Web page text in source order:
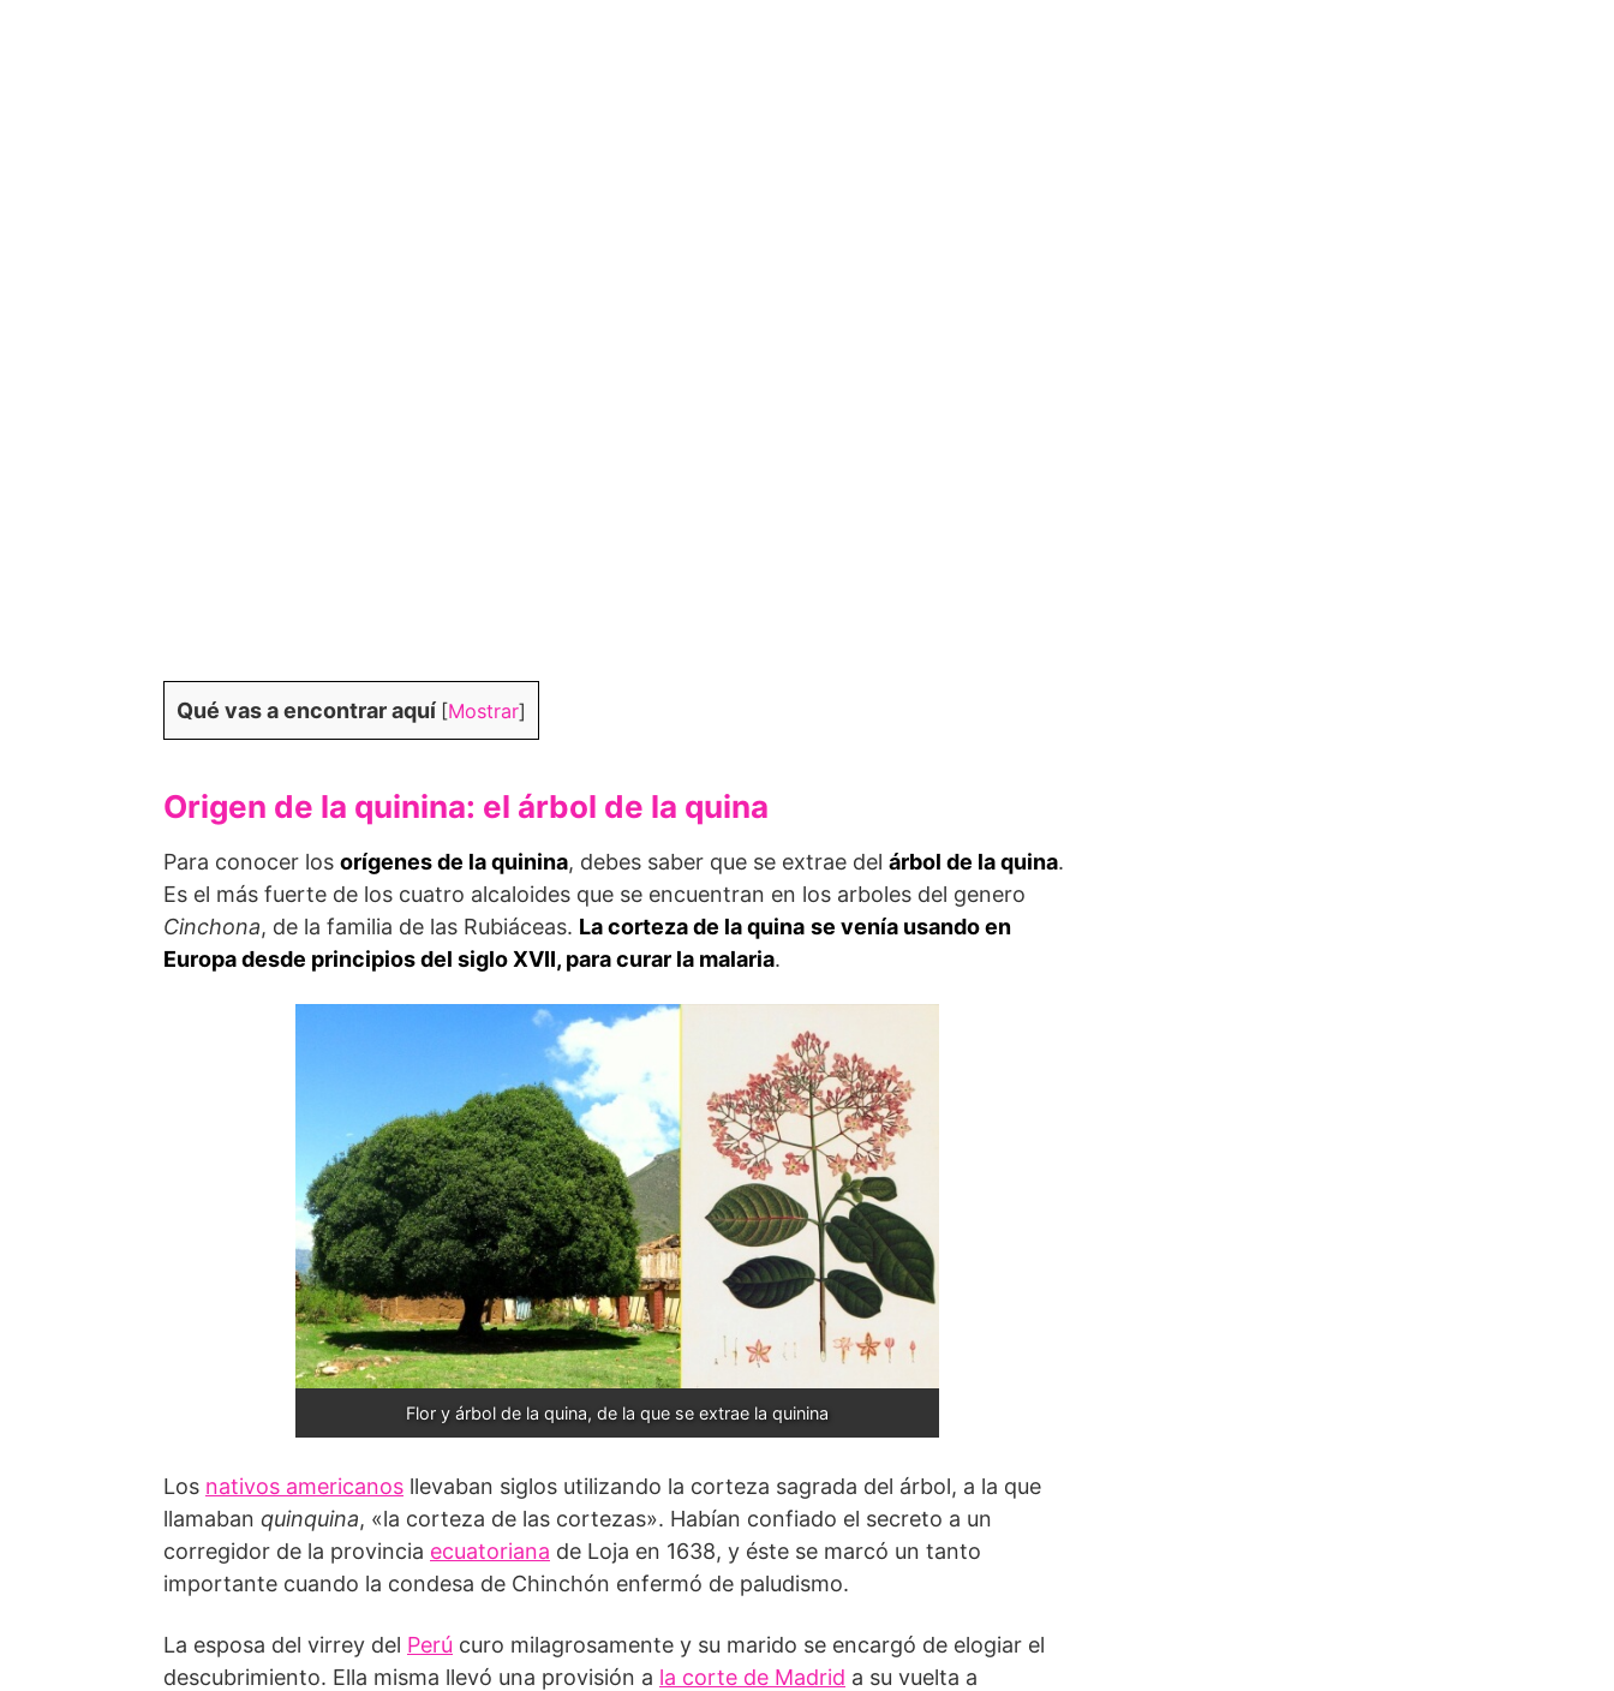
Qué vas a encontrar aquí [Mostrar]
Origen de la quinina: el árbol de la quina
Para conocer los orígenes de la quinina, debes saber que se extrae del árbol de la quina.
Es el más fuerte de los cuatro alcaloides que se encuentran en los arboles del genero
Cinchona, de la familia de las Rubiáceas. La corteza de la quina se venía usando en
Europa desde principios del siglo XVII, para curar la malaria.
Flor y árbol de la quina, de la que se extrae la quinina
Los nativos americanos llevaban siglos utilizando la corteza sagrada del árbol, a la que
llamaban quinquina, «la corteza de las cortezas». Habían confiado el secreto a un
corregidor de la provincia ecuatoriana de Loja en 1638, y éste se marcó un tanto
importante cuando la condesa de Chinchón enfermó de paludismo.
La esposa del virrey del Perú curo milagrosamente y su marido se encargó de elogiar el
descubrimiento. Ella misma llevó una provisión a la corte de Madrid a su vuelta a